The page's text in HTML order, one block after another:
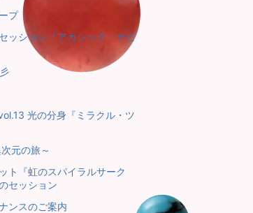
プ
ッション『アカシック・ナビ
光の分身『ミラクル・ツ
元の旅～
ト『虹のスパイラルサーク
セッション
ンスのご案内